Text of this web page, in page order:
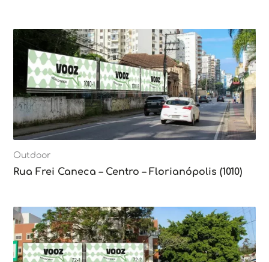
Outdoor
Rua Frei Caneca – Centro – Florianópolis (1010)